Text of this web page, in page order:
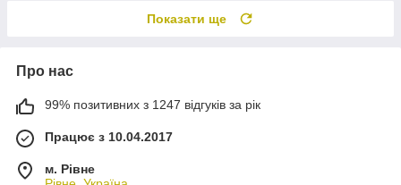
Показати ще
Про нас
99% позитивних з 1247 відгуків за рік
Працює з 10.04.2017
м. Рівне